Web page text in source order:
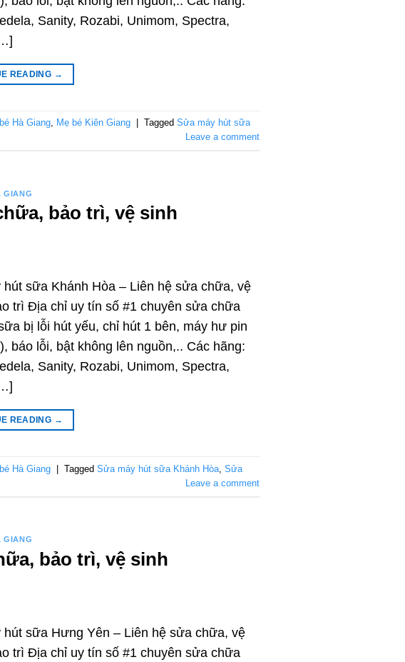
Sanity, Rozabi, Unimom, Spectra,
READING →
Hà Giang, Mẹ bé Kiên Giang Tagged Sửa máy hút sữa
Leave a comment
GIANG
bảo trì, vệ sinh
hút sữa Khánh Hòa – Liên hệ sửa chữa, vệ
trì Địa chỉ uy tín số #1 chuyên sửa chữa
bị lỗi hút yếu, chỉ hút 1 bên, máy hư pin
báo lỗi, bật không lên nguồn,.. Các hãng:
Sanity, Rozabi, Unimom, Spectra,
READING →
Hà Giang Tagged Sửa máy hút sữa Khánh Hòa, Sửa
Leave a comment
GIANG
bảo trì, vệ sinh
hút sữa Hưng Yên – Liên hệ sửa chữa, vệ
trì Địa chỉ uy tín số #1 chuyên sửa chữa